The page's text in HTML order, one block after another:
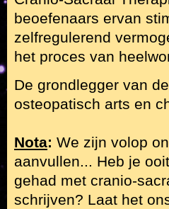
beoefenaars ervan
zelfregulerend
het proces van
De grondlegger van
osteopatisch arts en
Nota: We zijn volop
aanvullen... Heb je
gehad met cranio-
schrijven? Laat het